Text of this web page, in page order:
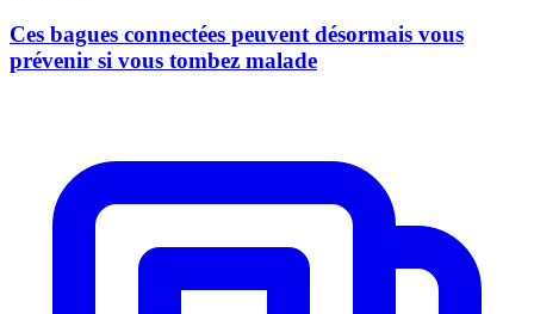
Ces bagues connectées peuvent désormais vous
prévenir si vous tombez malade